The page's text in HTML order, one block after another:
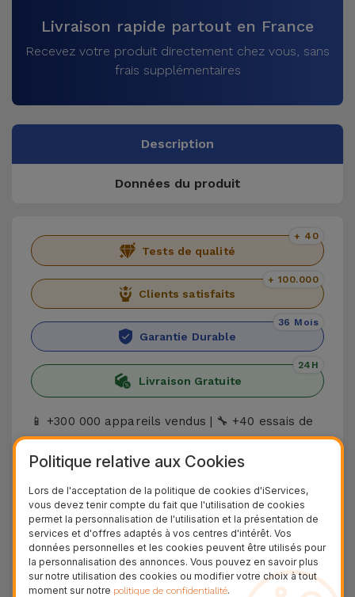
Livraison rapide partout en France
Recevez votre produit directement chez vous, sans
frais supplémentaires
Description
Données du produit
Tests de qualité
+ 40
Clients satisfaits
+ 100.000
Garantie Durable
36 Mois
Livraison Gratuite
24H
📱 +300 000 appareils vendus | 🔧 +40 essais de
performance |👍36 mois de garantie sur tous
les Reconditionnés
Découvrez l'iPhone 11 Pro
L'iPhone 11 Pro, lancé en 2019, a présenté les
premiers appareils de la marque dotés d'un
triple capteur photo arrière de la marque Apple.
Avec une finition haut de gamme, cet appareil
Politique relative aux Cookies
Lors de l'acceptation de la politique de cookies d'iServices,
vous devez tenir compte du fait que l'utilisation de cookies
permet la personnalisation de l'utilisation et la présentation de
services et d'offres adaptés à vos centres d'intérêt. Vos
données personnelles et les cookies peuvent être utilisés pour
la personnalisation des annonces. Vous pouvez en savoir plus
sur notre utilisation des cookies ou modifier votre choix à tout
moment sur notre politique de confidentialité.